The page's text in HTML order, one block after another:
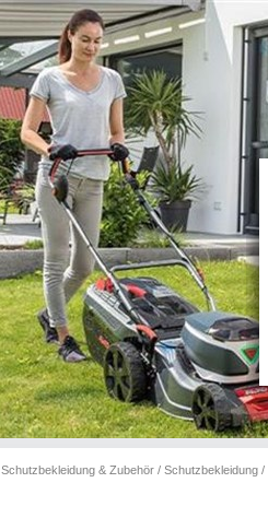
Schutzbekleidung & Zubehör / Schutzbekleidung /